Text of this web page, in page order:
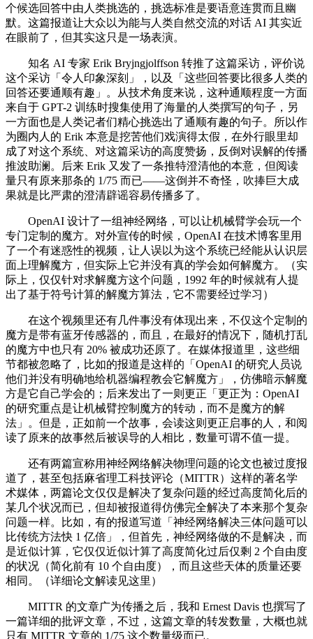
个候选回答中由人类挑选的，挑选标准是要语意连贯而且幽
默。这篇报道让大众以为能与人类自然交流的对话 AI 其实近
在眼前了，但其实这只是一场表演。
知名 AI 专家 Erik Bryjngjolffson 转推了这篇采访，评价说
这个采访「令人印象深刻」，以及「这些回答要比很多人类的
回答还要通顺有趣」。从技术角度来说，这种通顺程度一方面
来自于 GPT-2 训练时搜集使用了海量的人类撰写的句子，另
一方面也是人类记者们精心挑选出了通顺有趣的句子。所以作
为圈内人的 Erik 本意是挖苦他们戏演得太假，在外行眼里却
成了对这个系统、对这篇采访的高度赞扬，反倒对误解的传播
推波助澜。后来 Erik 又发了一条推特澄清他的本意，但阅读
量只有原来那条的 1/75 而已——这倒并不奇怪，吹捧巨大成
果就是比严肃的澄清辟谣容易传播多了。
OpenAI 设计了一组神经网络，可以让机械臂学会玩一个
专门定制的魔方。对外宣传的时候，OpenAI 在技术博客里用
了一个有迷惑性的视频，让人误以为这个系统已经能从认识层
面上理解魔方，但实际上它并没有真的学会如何解魔方。（实
际上，仅仅针对求解魔方这个问题，1992 年的时候就有人提
出了基于符号计算的解魔方算法，它不需要经过学习）
在这个视频里还有几件事没有体现出来，不仅这个定制的
魔方是带有蓝牙传感器的，而且，在最好的情况下，随机打乱
的魔方中也只有 20% 被成功还原了。在媒体报道里，这些细
节都被忽略了，比如的报道是这样的「OpenAI 的研究人员说
他们并没有明确地给机器编程教会它解魔方」，仿佛暗示解魔
方是它自己学会的；后来发出了一则更正「更正为：OpenAI
的研究重点是让机械臂控制魔方的转动，而不是魔方的解
法」。但是，正如前一个故事，会读这则更正启事的人，和阅
读了原来的故事然后被误导的人相比，数量可谓不值一提。
还有两篇宣称用神经网络解决物理问题的论文也被过度报
道了，甚至包括麻省理工科技评论（MITTR）这样的著名学
术媒体，两篇论文仅仅是解决了复杂问题的经过高度简化后的
某几个状况而已，但却被报道得仿佛完全解决了本来那个复杂
问题一样。比如，有的报道写道「神经网络解决三体问题可以
比传统方法快 1 亿倍」，但首先，神经网络做的不是解决，而
是近似计算，它仅仅近似计算了高度简化过后仅剩 2 个自由度
的状况（简化前有 10 个自由度），而且这些天体的质量还要
相同。（详细论文解读见这里）
MITTR 的文章广为传播之后，我和 Ernest Davis 也撰写了
一篇详细的批评文章，不过，这篇文章的转发数量，大概也就
只有 MITTR 文章的 1/75 这个数量级而已。